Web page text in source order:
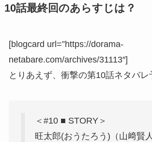
10話最終回のあらすじは？
[blogcard url=”https://dorama-
netabare.com/archives/31113″]
とりあえず、衝撃の第10話ネタバレ
＜#10 ■ STORY＞
旺太郎(おうたろう)（山﨑賢